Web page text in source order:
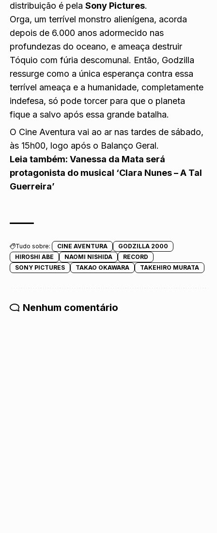
distribuição é pela Sony Pictures.
Orga, um terrível monstro alienígena, acorda
depois de 6.000 anos adormecido nas
profundezas do oceano, e ameaça destruir
Tóquio com fúria descomunal. Então, Godzilla
ressurge como a única esperança contra essa
terrível ameaça e a humanidade, completamente
indefesa, só pode torcer para que o planeta
fique a salvo após essa grande batalha.
O Cine Aventura vai ao ar nas tardes de sábado,
às 15h00, logo após o Balanço Geral.
Leia também: Vanessa da Mata será
protagonista do musical ‘Clara Nunes – A Tal
Guerreira’
Tudo sobre: CINE AVENTURA
GODZILLA 2000
HIROSHI ABE
NAOMI NISHIDA
RECORD
SONY PICTURES
TAKAO OKAWARA TAKEHIRO MURATA
Nenhum comentário